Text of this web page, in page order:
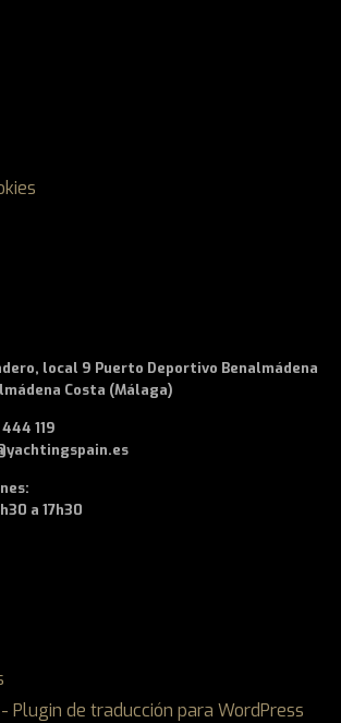
local 9 Puerto Deportivo Benalmádena
Costa (Málaga)
119
a 17h30